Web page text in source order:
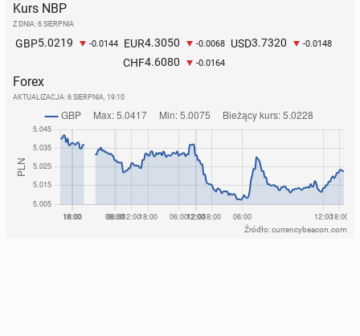
Kurs NBP
Z DNIA: 6 SIERPNIA
GBP5.0219 -0.0144 EUR4.3050 -0.0068 USD3.7320 -0.0148
CHF4.6080 -0.0164
Forex
AKTUALIZACJA: 6 SIERPNIA, 19:10
Źródło: currencybeacon.com